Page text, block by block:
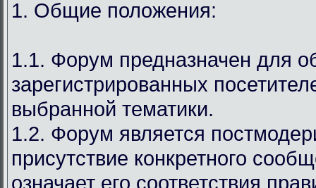
1. Общие положения:
1.1. Форум предназначен для
зарегистрированных
выбранной тематики.
1.2. Форум является
присутствие конкретного
означает его соответствия